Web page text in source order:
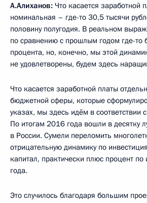
А.Алиханов: Что касается заработной
номинальная – где-то 30,5 тысячи
половину полугодия. В реальном
по сравнению с прошлым годом где-то
процента, но, конечно, мы этой
не удовлетворены, будем здесь
Что касается заработной платы
бюджетной сферы, которые
указах, мы здесь идём в соответствии
По итогам 2016 года вошли в десятку
в России. Сумели переломить
отрицательную динамику по
капитал, практически плюс процент
года.
Это случилось благодаря большим